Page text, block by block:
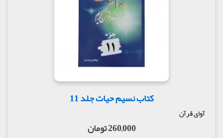
کتاب نسیم حیات جلد 11
آوای قرآن
260,000 تومان